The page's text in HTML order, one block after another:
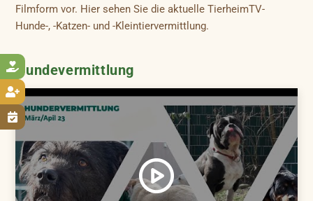



Filmform vor. Hier sehen Sie die aktuelle TierheimTV-
Hunde-, -Katzen- und -Kleintiervermittlung.
Hundevermittlung